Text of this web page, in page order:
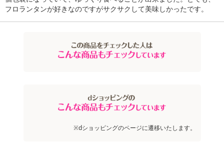
フロランタンが好きなのですがサクサクして美味しかったです。
※dショッピングのページに遷移いたします。